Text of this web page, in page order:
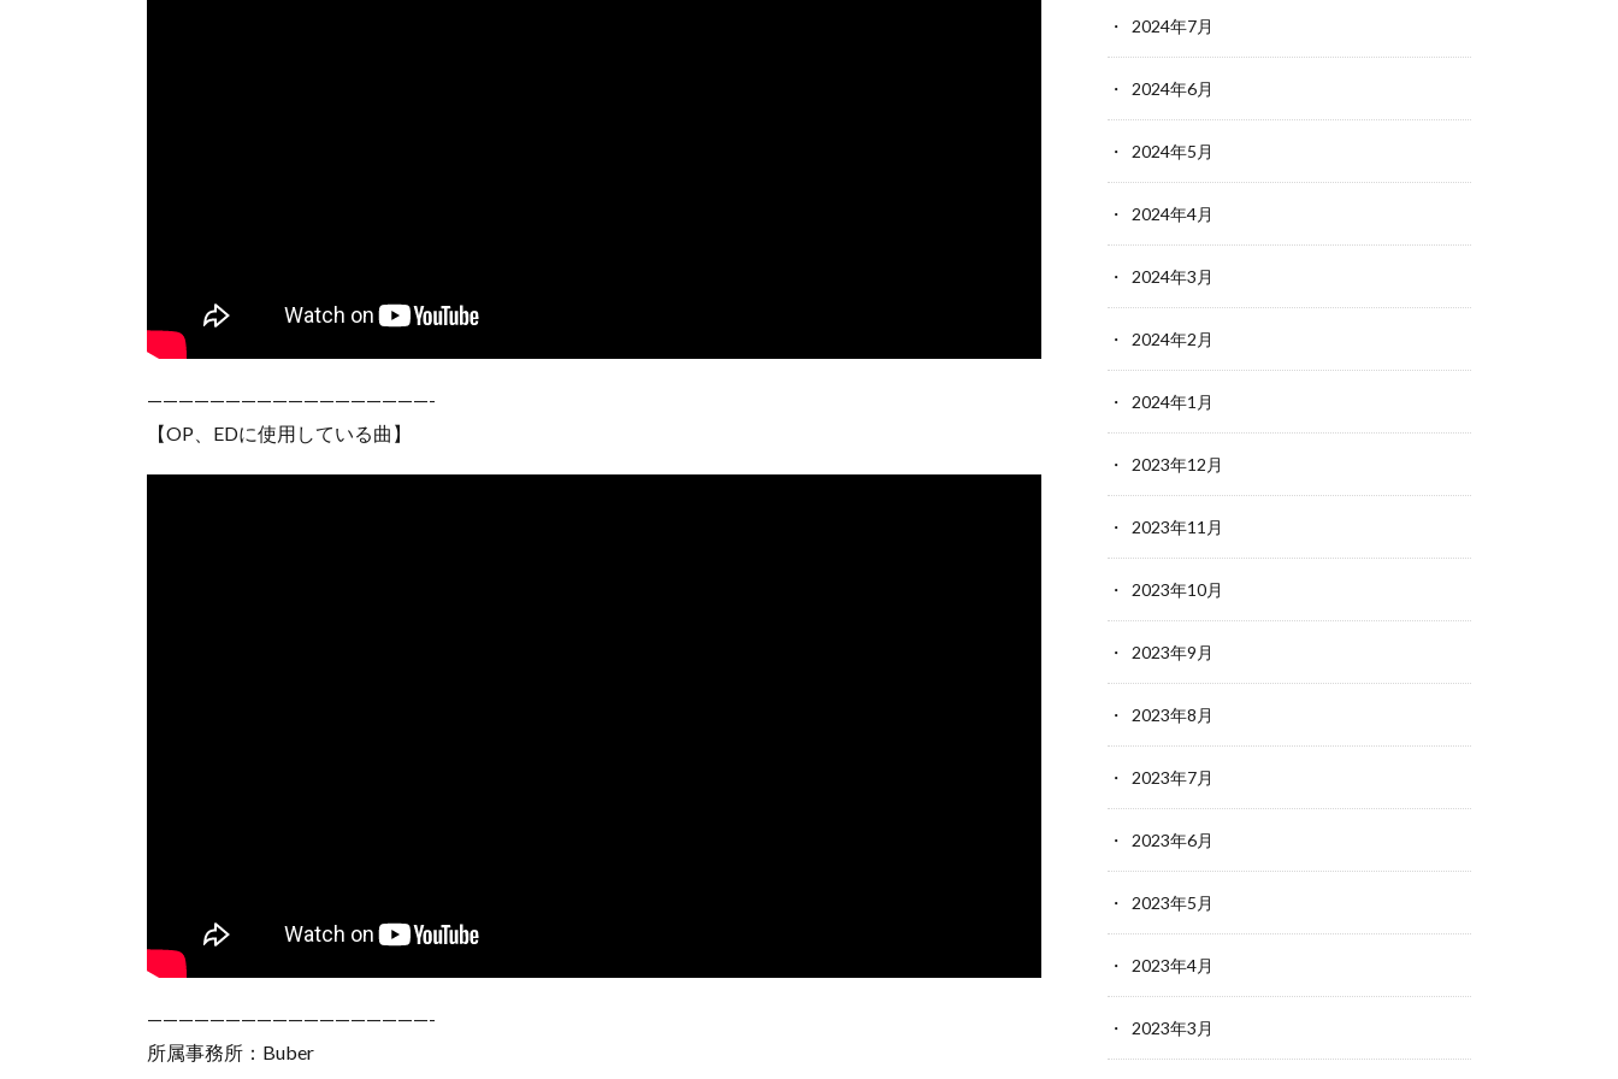
——————————————————-
【OP、EDに使用している曲】
——————————————————-
所属事務所：Buber
2024年7月
2024年6月
2024年5月
2024年4月
2024年3月
2024年2月
2024年1月
2023年12月
2023年11月
2023年10月
2023年9月
2023年8月
2023年7月
2023年6月
2023年5月
2023年4月
2023年3月